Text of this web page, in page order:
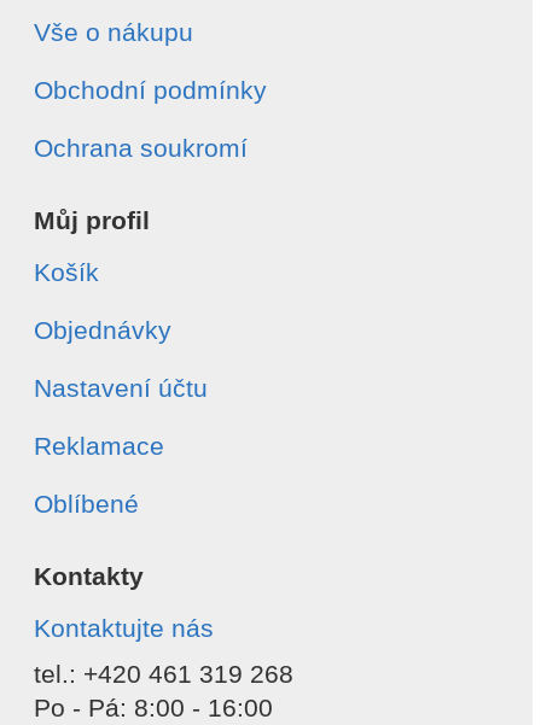
Vše o nákupu
Obchodní podmínky
Ochrana soukromí
Můj profil
Košík
Objednávky
Nastavení účtu
Reklamace
Oblíbené
Kontakty
Kontaktujte nás
tel.: +420 461 319 268
Po - Pá: 8:00 - 16:00